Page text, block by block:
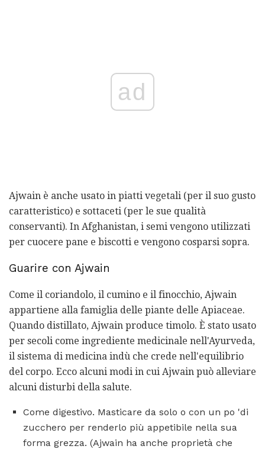
ad
Ajwain è anche usato in piatti vegetali (per il suo gusto
caratteristico) e sottaceti (per le sue qualità
conservanti). In Afghanistan, i semi vengono utilizzati
per cuocere pane e biscotti e vengono cosparsi sopra.
Guarire con Ajwain
Come il coriandolo, il cumino e il finocchio, Ajwain
appartiene alla famiglia delle piante delle Apiaceae.
Quando distillato, Ajwain produce timolo. È stato usato
per secoli come ingrediente medicinale nell'Ayurveda,
il sistema di medicina indù che crede nell'equilibrio
del corpo. Ecco alcuni modi in cui Ajwain può alleviare
alcuni disturbi della salute.
Come digestivo. Masticare da solo o con un po 'di
zucchero per renderlo più appetibile nella sua
forma grezza. (Ajwain ha anche proprietà che